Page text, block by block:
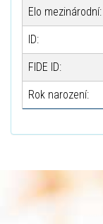
Elo mezinárodní:
ID:
FIDE ID:
Rok narození: